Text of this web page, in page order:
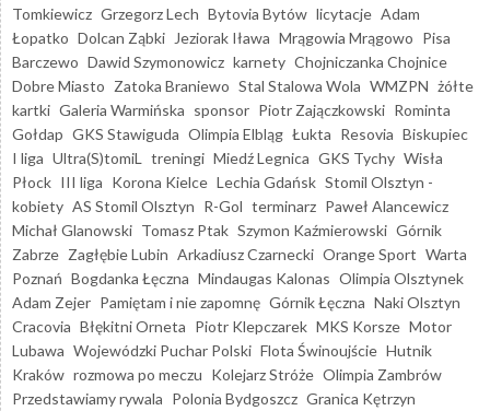
Tomkiewicz Grzegorz Lech Bytovia Bytów licytacje Adam
Łopatko Dolcan Ząbki Jeziorak Iława Mrągowia Mrągowo Pisa
Barczewo Dawid Szymonowicz karnety Chojniczanka Chojnice
Dobre Miasto Zatoka Braniewo Stal Stalowa Wola WMZPN żółte
kartki Galeria Warmińska sponsor Piotr Zajączkowski Rominta
Gołdap GKS Stawiguda Olimpia Elbląg Łukta Resovia Biskupiec
I liga Ultra(S)tomiL treningi Miedź Legnica GKS Tychy Wisła
Płock III liga Korona Kielce Lechia Gdańsk Stomil Olsztyn -
kobiety AS Stomil Olsztyn R-Gol terminarz Paweł Alancewicz
Michał Glanowski Tomasz Ptak Szymon Kaźmierowski Górnik
Zabrze Zagłębie Lubin Arkadiusz Czarnecki Orange Sport Warta
Poznań Bogdanka Łęczna Mindaugas Kalonas Olimpia Olsztynek
Adam Zejer Pamiętam i nie zapomnę Górnik Łęczna Naki Olsztyn
Cracovia Błękitni Orneta Piotr Klepczarek MKS Korsze Motor
Lubawa Wojewódzki Puchar Polski Flota Świnoujście Hutnik
Kraków rozmowa po meczu Kolejarz Stróże Olimpia Zambrów
Przedstawiamy rywala Polonia Bydgoszcz Granica Kętrzyn